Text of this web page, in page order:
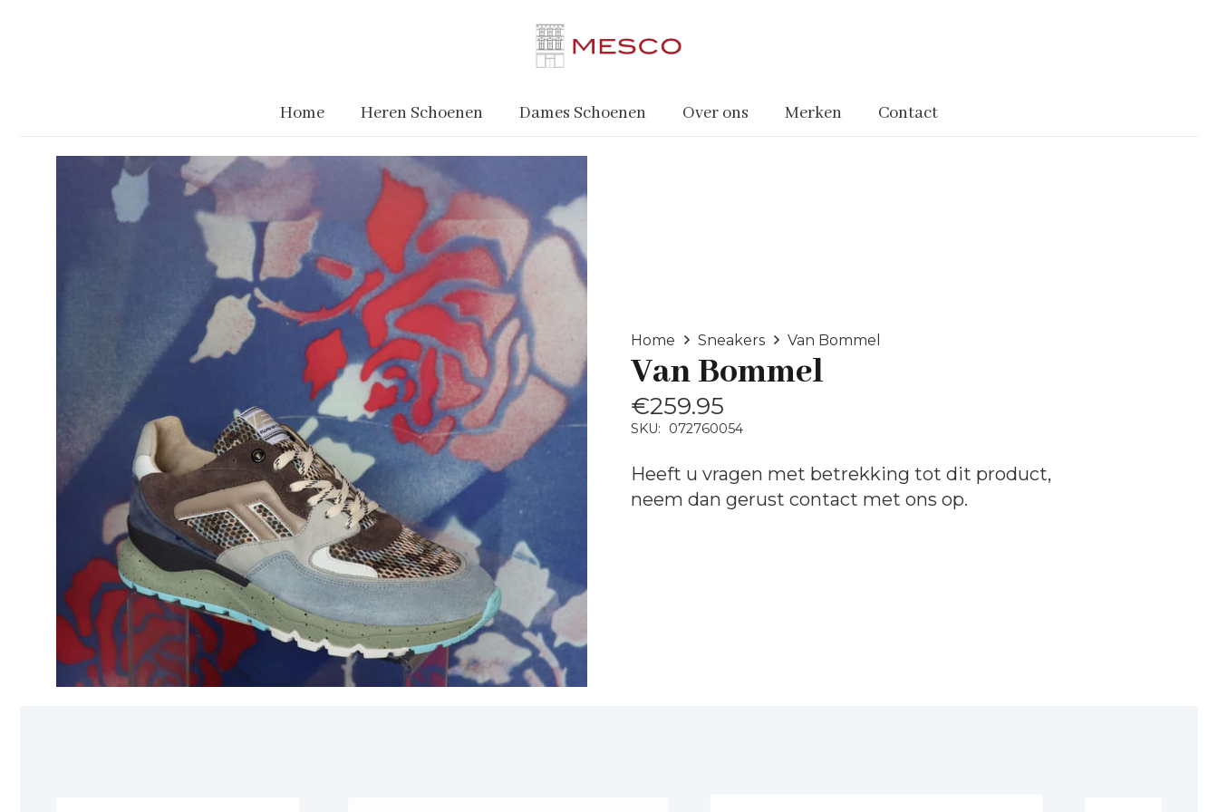
Home Heren Schoenen Dames Schoenen Over ons Merken Contact
Home Sneakers Van Bommel
Van Bommel
€259.95
SKU: 072760054
Heeft u vragen met betrekking tot dit product,
neem dan gerust contact met ons op.